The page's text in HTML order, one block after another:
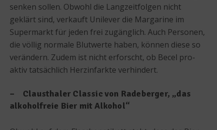
senken sollen. Obwohl die Langzeitfolgen nicht
geklärt sind, verkauft Unilever die Margarine im
Supermarkt für jeden frei zugänglich. Auch Personen,
die völlig normale Blutwerte haben, können diese so
verändern. Zudem ist nicht erforscht, ob Becel pro-
aktiv tatsächlich Herzinfarkte verhindert.
– Clausthaler Classic von Radeberger, „das
alkoholfreie Bier mit Alkohol“